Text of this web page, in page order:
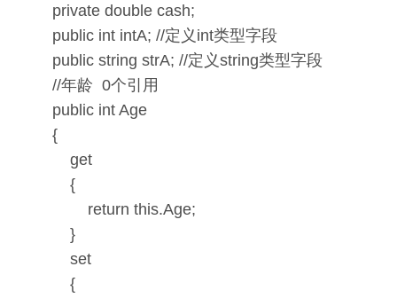
private double cash;
public int intA; //定义int类型字段
public string strA; //定义string类型字段
//年龄 0个引用
public int Age
{
get
{
return this.Age;
}
set
{